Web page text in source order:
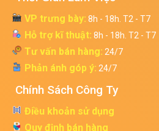
VP trưng bày: 8h - 18h. T2 - T7
Hỗ trợ kĩ thuật: 8h - 18h. T2 - T7
Tư vấn bán hàng: 24/7
Phản ánh góp ý: 24/7
Chính Sách Công Ty
Điều khoản sử dụng
Quy định bán hàng